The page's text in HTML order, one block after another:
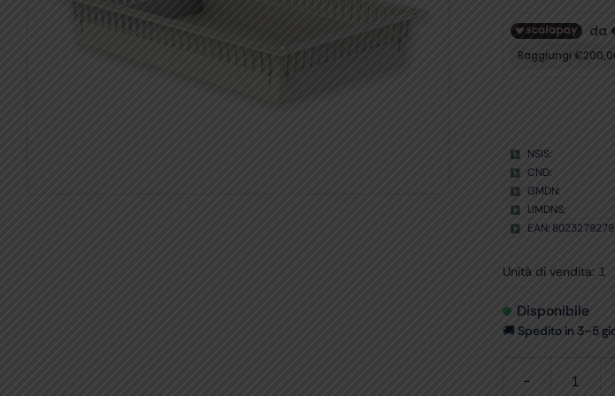
NSIS:
CND:
GMDN:
UMDNS:
EAN:
Unità di vendita: 1
Disponibile
🚚 Spedito in 3–5